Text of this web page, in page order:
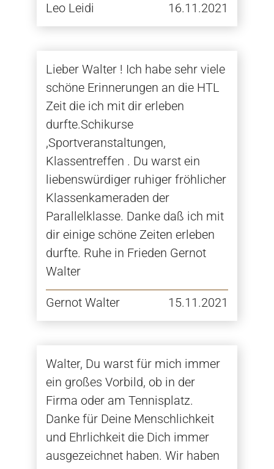
Leo Leidi 16.11.2021
Lieber Walter ! Ich habe sehr viele
schöne Erinnerungen an die HTL
Zeit die ich mit dir erleben
durfte.Schikurse
,Sportveranstaltungen,
Klassentreffen . Du warst ein
liebenswürdiger ruhiger fröhlicher
Klassenkameraden der
Parallelklasse. Danke daß ich mit
dir einige schöne Zeiten erleben
durfte. Ruhe in Frieden Gernot
Walter
Gernot Walter 15.11.2021
Walter, Du warst für mich immer
ein großes Vorbild, ob in der
Firma oder am Tennisplatz.
Danke für Deine Menschlichkeit
und Ehrlichkeit die Dich immer
ausgezeichnet haben. Wir haben